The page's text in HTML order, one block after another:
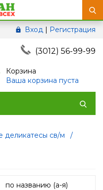
Вход | Регистрация
(3012) 56-99-99
Корзина
Ваша корзина пуста
деликатесы св/м
/